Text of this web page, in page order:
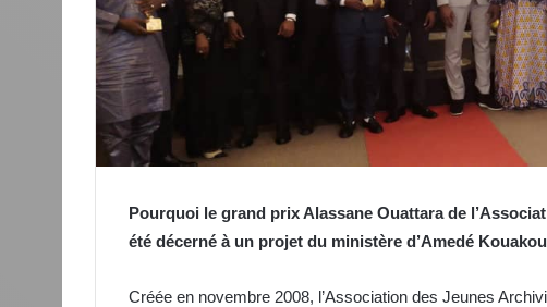
Pourquoi le grand prix Alassane Ouattara de
été décerné à un projet du ministère d’Amedé
Créée en novembre 2008, l’Association des Jeunes